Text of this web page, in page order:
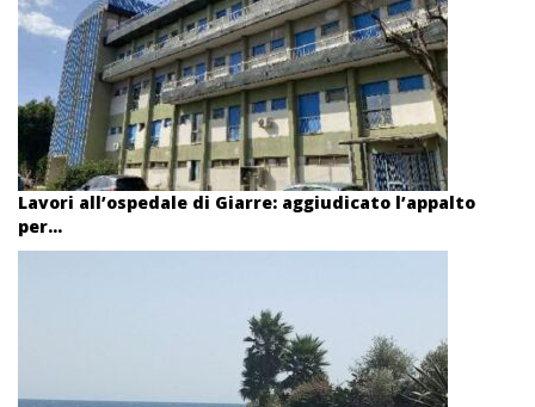
Lavori all’ospedale di Giarre: aggiudicato l’appalto
per...